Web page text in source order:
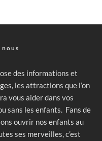
nous
des informations et
les attractions que l’on
vous aider dans vos
sans les enfants. Fans de
ouvrir nos enfants au
ses merveilles, c’est